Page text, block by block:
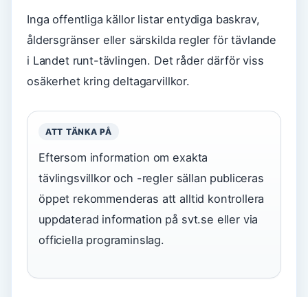
Inga offentliga källor listar entydiga baskrav,
åldersgränser eller särskilda regler för tävlande
i Landet runt-tävlingen. Det råder därför viss
osäkerhet kring deltagarvillkor.
ATT TÄNKA PÅ
Eftersom information om exakta
tävlingsvillkor och -regler sällan publiceras
öppet rekommenderas att alltid kontrollera
uppdaterad information på svt.se eller via
officiella programinslag.